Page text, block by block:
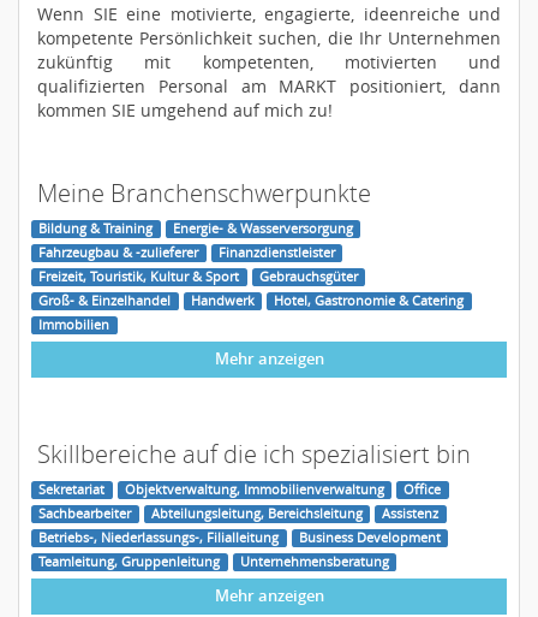
Wenn SIE eine motivierte, engagierte, ideenreiche und
kompetente Persönlichkeit suchen, die Ihr Unternehmen
zukünftig mit kompetenten, motivierten und
qualifizierten Personal am MARKT positioniert, dann
kommen SIE umgehend auf mich zu!
Meine Branchenschwerpunkte
Bildung & Training
Energie- & Wasserversorgung
Fahrzeugbau & -zulieferer
Finanzdienstleister
Freizeit, Touristik, Kultur & Sport
Gebrauchsgüter
Groß- & Einzelhandel
Handwerk
Hotel, Gastronomie & Catering
Immobilien
Mehr anzeigen
Skillbereiche auf die ich spezialisiert bin
Sekretariat Objektverwaltung, Immobilienverwaltung
Office
Sachbearbeiter
Abteilungsleitung, Bereichsleitung
Assistenz
Betriebs-, Niederlassungs-, Filialleitung
Business Development
Teamleitung, Gruppenleitung
Unternehmensberatung
Mehr anzeigen